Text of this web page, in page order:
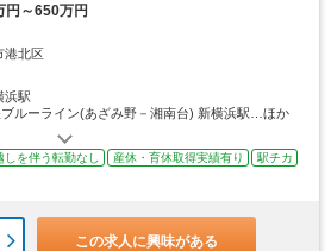
円～650万円
港北区
浜駅
ルーライン(あざみ野－湘南台) 新横浜駅…ほか
しを伴う転勤なし 産休・育休取得実績有り
駅チカ
この求人に興味がある